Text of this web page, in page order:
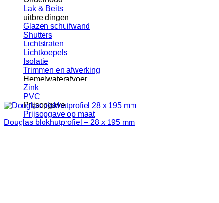
Lak & Beits
uitbreidingen
Glazen schuifwand
Shutters
Lichtstraten
Lichtkoepels
Isolatie
Trimmen en afwerking
Hemelwaterafvoer
Zink
PVC
Prijsopgave
Prijsopgave op maat
Douglas blokhutprofiel – 28 x 195 mm